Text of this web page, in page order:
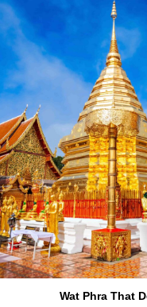
Wat Phra That